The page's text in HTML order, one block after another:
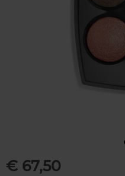
€ 67,50